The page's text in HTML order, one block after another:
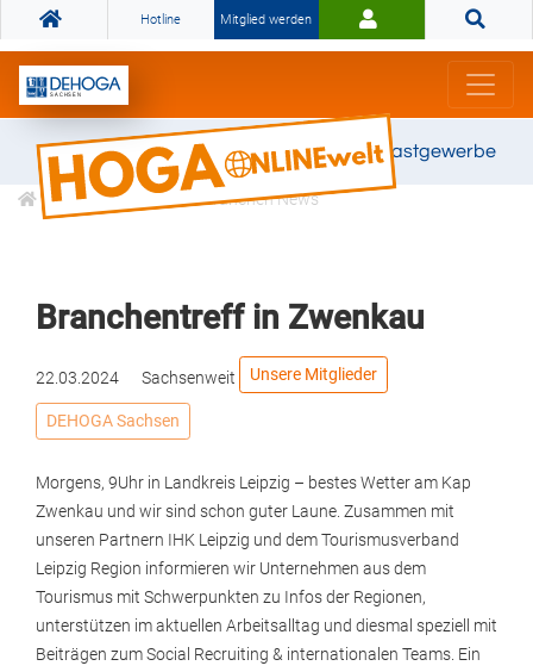
Hotline Mitglied werden
Gemeinsam stark für das Gastgewerbe
Informationen Branchen News
Branchentreff in Zwenkau
22.03.2024 Sachsenweit Unsere Mitglieder
DEHOGA Sachsen
Morgens, 9Uhr in Landkreis Leipzig – bestes Wetter am Kap
Zwenkau und wir sind schon guter Laune. Zusammen mit
unseren Partnern IHK Leipzig und dem Tourismusverband
Leipzig Region informieren wir Unternehmen aus dem
Tourismus mit Schwerpunkten zu Infos der Regionen,
unterstützen im aktuellen Arbeitsalltag und diesmal speziell mit
Beiträgen zum Social Recruiting & internationalen Teams. Ein